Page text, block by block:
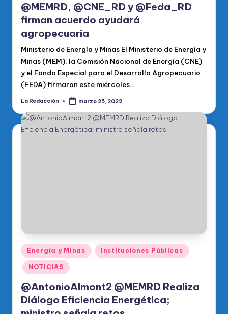
@MEMRD, @CNE_RD y @Feda_RD
firman acuerdo ayudará
agropecuaria
Ministerio de Energía y Minas El Ministerio de Energía y
Minas (MEM), la Comisión Nacional de Energía (CNE)
y el Fondo Especial para el Desarrollo Agropecuario
(FEDA) firmaron este miércoles…
Publicado
La Redacción marzo 25, 2022
Publicado
en
Energía y Minas Instituciones Públicas
NOTICIAS
@AntonioAlmont2 @MEMRD Realiza
Diálogo Eficiencia Energética;